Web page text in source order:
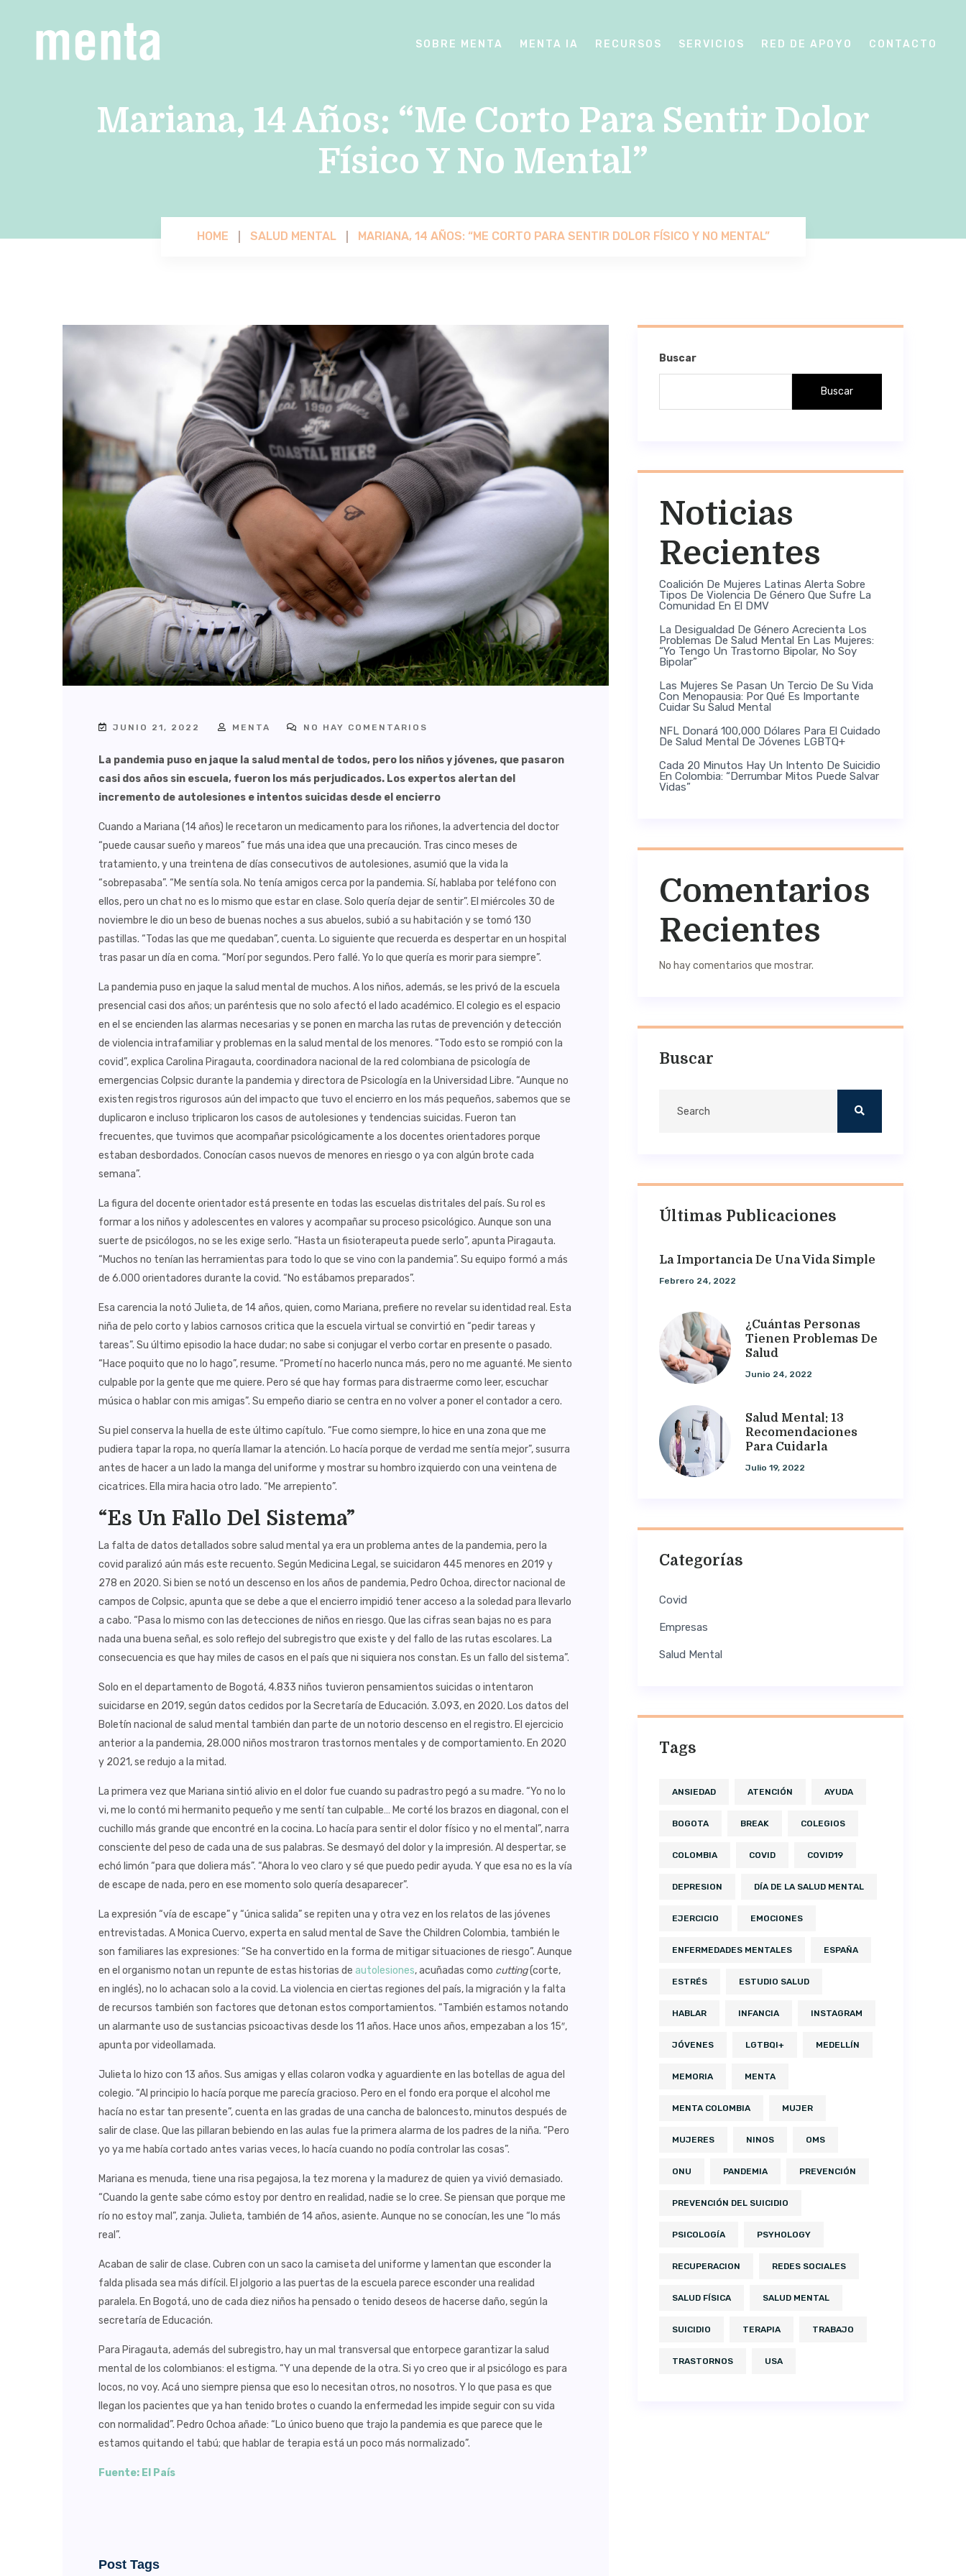
SOBRE MENTA MENTA IA RECURSOS SERVICIOS RED DE APOYO CONTACTO
Mariana, 14 Años: “Me Corto Para Sentir Dolor
Físico Y No Mental”
HOME SALUD MENTAL MARIANA, 14 AÑOS: “ME CORTO PARA SENTIR DOLOR FÍSICO Y NO MENTAL”
JUNIO 21, 2022 MENTA NO HAY COMENTARIOS
La pandemia puso en jaque la salud mental de todos, pero los niños y jóvenes, que pasaron
casi dos años sin escuela, fueron los más perjudicados. Los expertos alertan del
incremento de autolesiones e intentos suicidas desde el encierro
Cuando a Mariana (14 años) le recetaron un medicamento para los riñones, la advertencia del doctor
“puede causar sueño y mareos” fue más una idea que una precaución. Tras cinco meses de
tratamiento, y una treintena de días consecutivos de autolesiones, asumió que la vida la
“sobrepasaba”. “Me sentía sola. No tenía amigos cerca por la pandemia. Sí, hablaba por teléfono con
ellos, pero un chat no es lo mismo que estar en clase. Solo quería dejar de sentir”. El miércoles 30 de
noviembre le dio un beso de buenas noches a sus abuelos, subió a su habitación y se tomó 130
pastillas. “Todas las que me quedaban”, cuenta. Lo siguiente que recuerda es despertar en un hospital
tras pasar un día en coma. “Morí por segundos. Pero fallé. Yo lo que quería es morir para siempre”.
La pandemia puso en jaque la salud mental de muchos. A los niños, además, se les privó de la escuela
presencial casi dos años; un paréntesis que no solo afectó el lado académico. El colegio es el espacio
en el se encienden las alarmas necesarias y se ponen en marcha las rutas de prevención y detección
de violencia intrafamiliar y problemas en la salud mental de los menores. “Todo esto se rompió con la
covid”, explica Carolina Piragauta, coordinadora nacional de la red colombiana de psicología de
emergencias Colpsic durante la pandemia y directora de Psicología en la Universidad Libre. “Aunque no
existen registros rigurosos aún del impacto que tuvo el encierro en los más pequeños, sabemos que se
duplicaron e incluso triplicaron los casos de autolesiones y tendencias suicidas. Fueron tan
frecuentes, que tuvimos que acompañar psicológicamente a los docentes orientadores porque
estaban desbordados. Conocían casos nuevos de menores en riesgo o ya con algún brote cada
semana”.
La figura del docente orientador está presente en todas las escuelas distritales del país. Su rol es
formar a los niños y adolescentes en valores y acompañar su proceso psicológico. Aunque son una
suerte de psicólogos, no se les exige serlo. “Hasta un fisioterapeuta puede serlo”, apunta Piragauta.
“Muchos no tenían las herramientas para todo lo que se vino con la pandemia”. Su equipo formó a más
de 6.000 orientadores durante la covid. “No estábamos preparados”.
Esa carencia la notó Julieta, de 14 años, quien, como Mariana, prefiere no revelar su identidad real. Esta
niña de pelo corto y labios carnosos critica que la escuela virtual se convirtió en “pedir tareas y
tareas”. Su último episodio la hace dudar; no sabe si conjugar el verbo cortar en presente o pasado.
“Hace poquito que no lo hago”, resume. “Prometí no hacerlo nunca más, pero no me aguanté. Me siento
culpable por la gente que me quiere. Pero sé que hay formas para distraerme como leer, escuchar
música o hablar con mis amigas”. Su empeño diario se centra en no volver a poner el contador a cero.
Su piel conserva la huella de este último capítulo. “Fue como siempre, lo hice en una zona que me
pudiera tapar la ropa, no quería llamar la atención. Lo hacía porque de verdad me sentía mejor”, susurra
antes de hacer a un lado la manga del uniforme y mostrar su hombro izquierdo con una veintena de
cicatrices. Ella mira hacia otro lado. “Me arrepiento”.
“Es Un Fallo Del Sistema”
La falta de datos detallados sobre salud mental ya era un problema antes de la pandemia, pero la
covid paralizó aún más este recuento. Según Medicina Legal, se suicidaron 445 menores en 2019 y
278 en 2020. Si bien se notó un descenso en los años de pandemia, Pedro Ochoa, director nacional de
campos de Colpsic, apunta que se debe a que el encierro impidió tener acceso a la soledad para llevarlo
a cabo. “Pasa lo mismo con las detecciones de niños en riesgo. Que las cifras sean bajas no es para
nada una buena señal, es solo reflejo del subregistro que existe y del fallo de las rutas escolares. La
consecuencia es que hay miles de casos en el país que ni siquiera nos constan. Es un fallo del sistema”.
Solo en el departamento de Bogotá, 4.833 niños tuvieron pensamientos suicidas o intentaron
suicidarse en 2019, según datos cedidos por la Secretaría de Educación. 3.093, en 2020. Los datos del
Boletín nacional de salud mental también dan parte de un notorio descenso en el registro. El ejercicio
anterior a la pandemia, 28.000 niños mostraron trastornos mentales y de comportamiento. En 2020
y 2021, se redujo a la mitad.
La primera vez que Mariana sintió alivio en el dolor fue cuando su padrastro pegó a su madre. “Yo no lo
vi, me lo contó mi hermanito pequeño y me sentí tan culpable… Me corté los brazos en diagonal, con el
cuchillo más grande que encontré en la cocina. Lo hacía para sentir el dolor físico y no el mental”, narra
consciente del peso de cada una de sus palabras. Se desmayó del dolor y la impresión. Al despertar, se
echó limón “para que doliera más”. “Ahora lo veo claro y sé que puedo pedir ayuda. Y que esa no es la vía
de escape de nada, pero en ese momento solo quería desaparecer”.
La expresión “vía de escape” y “única salida” se repiten una y otra vez en los relatos de las jóvenes
entrevistadas. A Monica Cuervo, experta en salud mental de Save the Children Colombia, también le
son familiares las expresiones: “Se ha convertido en la forma de mitigar situaciones de riesgo”. Aunque
en el organismo notan un repunte de estas historias de autolesiones, acuñadas como cutting(corte,
en inglés), no lo achacan solo a la covid. La violencia en ciertas regiones del país, la migración y la falta
de recursos también son factores que detonan estos comportamientos. “También estamos notando
un alarmante uso de sustancias psicoactivas desde los 11 años. Hace unos años, empezaban a los 15″,
apunta por videollamada.
Julieta lo hizo con 13 años. Sus amigas y ellas colaron vodka y aguardiente en las botellas de agua del
colegio. “Al principio lo hacía porque me parecía gracioso. Pero en el fondo era porque el alcohol me
hacía no estar tan presente”, cuenta en las gradas de una cancha de baloncesto, minutos después de
salir de clase. Que las pillaran bebiendo en las aulas fue la primera alarma de los padres de la niña. “Pero
yo ya me había cortado antes varias veces, lo hacía cuando no podía controlar las cosas”.
Mariana es menuda, tiene una risa pegajosa, la tez morena y la madurez de quien ya vivió demasiado.
“Cuando la gente sabe cómo estoy por dentro en realidad, nadie se lo cree. Se piensan que porque me
río no estoy mal”, zanja. Julieta, también de 14 años, asiente. Aunque no se conocían, les une “lo más
real”.
Acaban de salir de clase. Cubren con un saco la camiseta del uniforme y lamentan que esconder la
falda plisada sea más difícil. El jolgorio a las puertas de la escuela parece esconder una realidad
paralela. En Bogotá, uno de cada diez niños ha pensado o tenido deseos de hacerse daño, según la
secretaría de Educación.
Para Piragauta, además del subregistro, hay un mal transversal que entorpece garantizar la salud
mental de los colombianos: el estigma. “Y una depende de la otra. Si yo creo que ir al psicólogo es para
locos, no voy. Acá uno siempre piensa que eso lo necesitan otros, no nosotros. Y lo que pasa es que
llegan los pacientes que ya han tenido brotes o cuando la enfermedad les impide seguir con su vida
con normalidad”. Pedro Ochoa añade: “Lo único bueno que trajo la pandemia es que parece que le
estamos quitando el tabú; que hablar de terapia está un poco más normalizado”.
Fuente: El País
Post Tags
Buscar
Buscar
Noticias
Recientes
Coalición De Mujeres Latinas Alerta Sobre
Tipos De Violencia De Género Que Sufre La
Comunidad En El DMV
La Desigualdad De Género Acrecienta Los
Problemas De Salud Mental En Las Mujeres:
“Yo Tengo Un Trastorno Bipolar, No Soy
Bipolar”
Las Mujeres Se Pasan Un Tercio De Su Vida
Con Menopausia: Por Qué Es Importante
Cuidar Su Salud Mental
NFL Donará 100,000 Dólares Para El Cuidado
De Salud Mental De Jóvenes LGBTQ+
Cada 20 Minutos Hay Un Intento De Suicidio
En Colombia: “Derrumbar Mitos Puede Salvar
Vidas”
Comentarios
Recientes
No hay comentarios que mostrar.
Buscar
Últimas Publicaciones
La Importancia De Una Vida Simple
Febrero 24, 2022
¿Cuántas Personas
Tienen Problemas De
Salud
Junio 24, 2022
Salud Mental: 13
Recomendaciones
Para Cuidarla
Julio 19, 2022
Categorías
Covid
Empresas
Salud Mental
Tags
ANSIEDAD ATENCIÓN AYUDA
BOGOTA BREAK COLEGIOS
COLOMBIA COVID COVID19
DEPRESION DÍA DE LA SALUD MENTAL
EJERCICIO EMOCIONES
ENFERMEDADES MENTALES ESPAÑA
ESTRÉS ESTUDIO SALUD
HABLAR INFANCIA INSTAGRAM
JÓVENES LGTBQI+ MEDELLÍN
MEMORIA MENTA
MENTA COLOMBIA MUJER
MUJERES NINOS OMS
ONU PANDEMIA PREVENCIÓN
PREVENCIÓN DEL SUICIDIO
PSICOLOGÍA PSYHOLOGY
RECUPERACION REDES SOCIALES
SALUD FÍSICA SALUD MENTAL
SUICIDIO TERAPIA TRABAJO
TRASTORNOS USA